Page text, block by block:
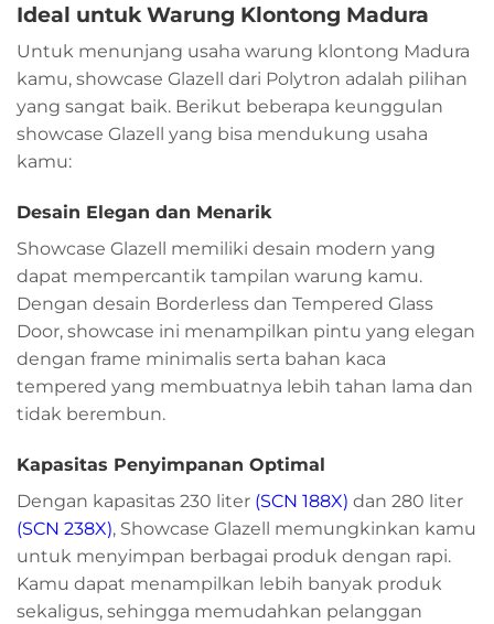
Ideal untuk Warung Klontong Madura
Untuk menunjang usaha warung klontong Madura
kamu, showcase Glazell dari Polytron adalah pilihan
yang sangat baik. Berikut beberapa keunggulan
showcase Glazell yang bisa mendukung usaha
kamu:
Desain Elegan dan Menarik
Showcase Glazell memiliki desain modern yang
dapat mempercantik tampilan warung kamu.
Dengan desain Borderless dan Tempered Glass
Door, showcase ini menampilkan pintu yang elegan
dengan frame minimalis serta bahan kaca
tempered yang membuatnya lebih tahan lama dan
tidak berembun.
Kapasitas Penyimpanan Optimal
Dengan kapasitas 230 liter (SCN 188X) dan 280 liter
(SCN 238X), Showcase Glazell memungkinkan kamu
untuk menyimpan berbagai produk dengan rapi.
Kamu dapat menampilkan lebih banyak produk
sekaligus, sehingga memudahkan pelanggan